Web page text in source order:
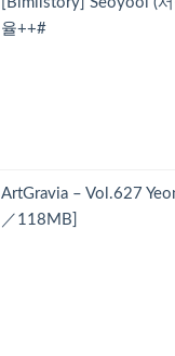
율++#
ArtGravia – Vol.627
／118MB]